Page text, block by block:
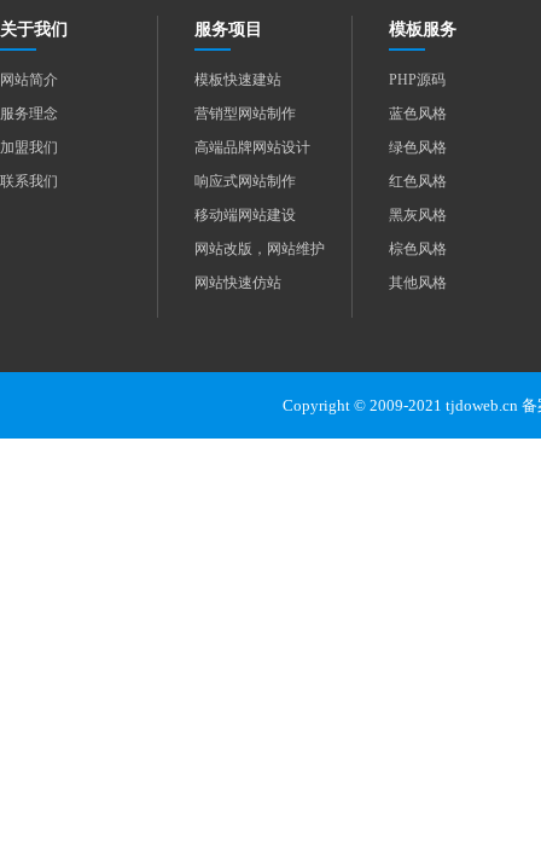
关于我们
网站简介
服务理念
加盟我们
联系我们
服务项目
模板快速建站
营销型网站制作
高端品牌网站设计
响应式网站制作
移动端网站建设
网站改版，网站维护
网站快速仿站
模板服务
PHP源码
蓝色风格
绿色风格
红色风格
黑灰风格
棕色风格
其他风格
Copyright © 2009-2021 tjdoweb.cn